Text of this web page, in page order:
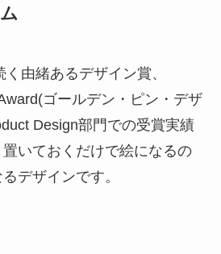
由緒あるデザイン賞、
ゴールデン・ピン・デザ
Design部門での受賞実績
いておくだけで絵になるの
デザインです。